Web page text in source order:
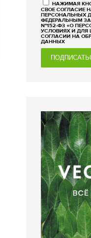
НАЖИМАЯ
СВОЕ СОГЛАСИЕ
ПЕРСОНАЛЬНЫХ
ФЕДЕРАЛЬНЫМ
№152-ФЗ «О
УСЛОВИЯХ И ДЛЯ
СОГЛАСИИ НА
ДАННЫХ